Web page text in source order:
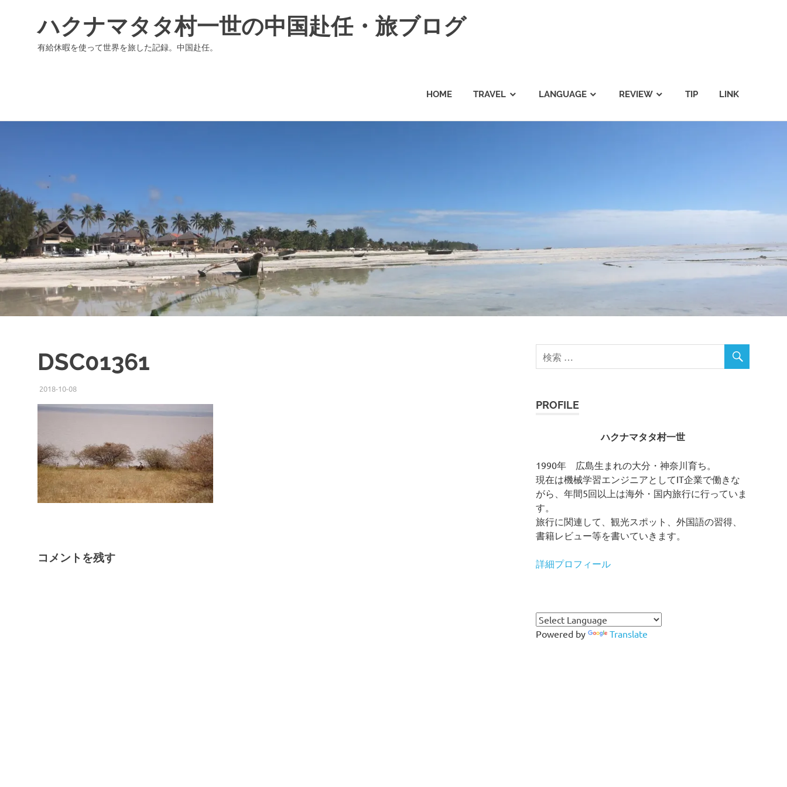
ツ
へ
キ
ッ
プ
ハクナマタタ村一世の中国赴任・旅ブログ
有給休暇を使って世界を旅した記録。中国赴任。
HOME TRAVEL LANGUAGE REVIEW TIP LINK
DSC01361
2018-10-08ISSEI
コメントを残す
PROFILE
ハクナマタタ村一世
1990年 広島生まれの大分・神奈川育ち。
現在は機械学習エンジニアとしてIT企業で働きな
がら、年間5回以上は海外・国内旅行に行っていま
す。
旅行に関連して、観光スポット、外国語の習得、
書籍レビュー等を書いていきます。
詳細プロフィール
Powered by Translate